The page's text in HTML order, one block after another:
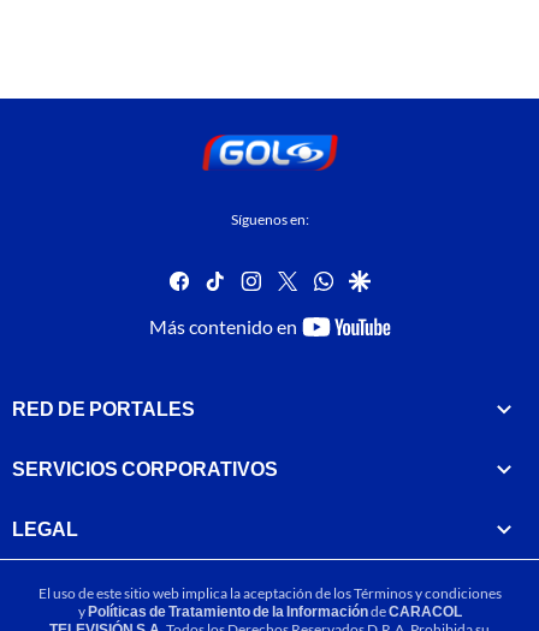
Síguenos en:
facebook
tiktok instagram
twitterwhatsapp
google
Más contenido en
youtube-
RED DE PORTALES
SERVICIOS CORPORATIVOS
LEGAL
El uso de este sitio web implica la aceptación de losTérminos y condiciones
yPolíticas de Tratamiento de la InformacióndeCARACOL